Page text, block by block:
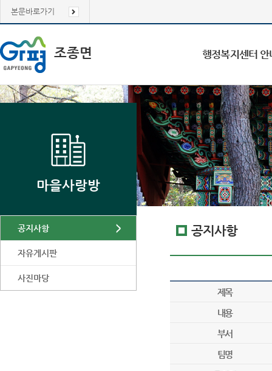
본문바로가기
조종면 행정복지센터 안
마을사랑방
공지사항
자유게시판
사진마당
공지사항
제목
내용
부서
팀명